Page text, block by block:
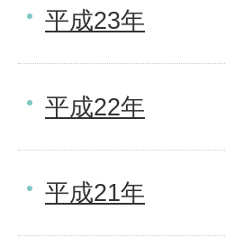
平成23年
平成22年
平成21年